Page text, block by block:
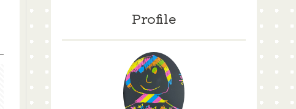
Profile